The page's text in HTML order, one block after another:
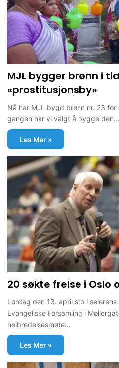
MJL bygger brønn i
«prostitusjonsby»
Nå har MJL bygd brønn nr. 23 for
gangen har vi valgt å bygge den…
Les Mer »
20 søkte frelse i Oslo
Lørdag den 13. april sto i
Evangeliske Forsamling i
helbredelsesmøte…
Les Mer »